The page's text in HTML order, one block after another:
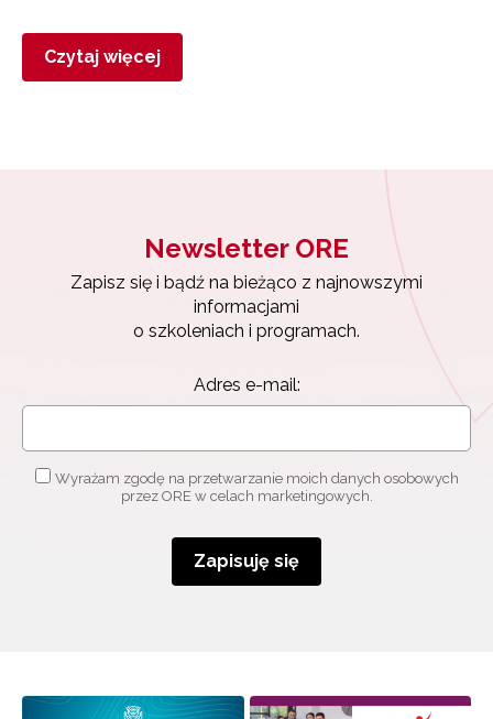
Czytaj więcej
Newsletter ORE
Zapisz się i bądź na bieżąco z najnowszymi
informacjami
o szkoleniach i programach.
Adres e-mail:
Wyrażam zgodę na przetwarzanie moich danych osobowych
przez ORE w celach marketingowych.
Zapisuję się